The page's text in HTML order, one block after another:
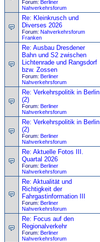
Forum: Berliner
Nahverkehrsforum
Re: Kleinkrusch und
Diverses 2026
Forum: Nahverkehrsforum
Franken
Re: Ausbau Dresdener
Bahn und S2 zwischen
Lichtenrade und Rangsdorf
bzw. Zossen
Forum: Berliner
Nahverkehrsforum
Re: Verkehrspolitik in Berlin
(2)
Forum: Berliner
Nahverkehrsforum
Re: Verkehrspolitik in Berlin
(2)
Forum: Berliner
Nahverkehrsforum
Re: Aktuelle Fotos III.
Quartal 2026
Forum: Berliner
Nahverkehrsforum
Re: Aktualität und
Richtigkeit der
Fahrgastinformation III
Forum: Berliner
Nahverkehrsforum
Re: Focus auf den
Regionalverkehr
Forum: Berliner
Nahverkehrsforum